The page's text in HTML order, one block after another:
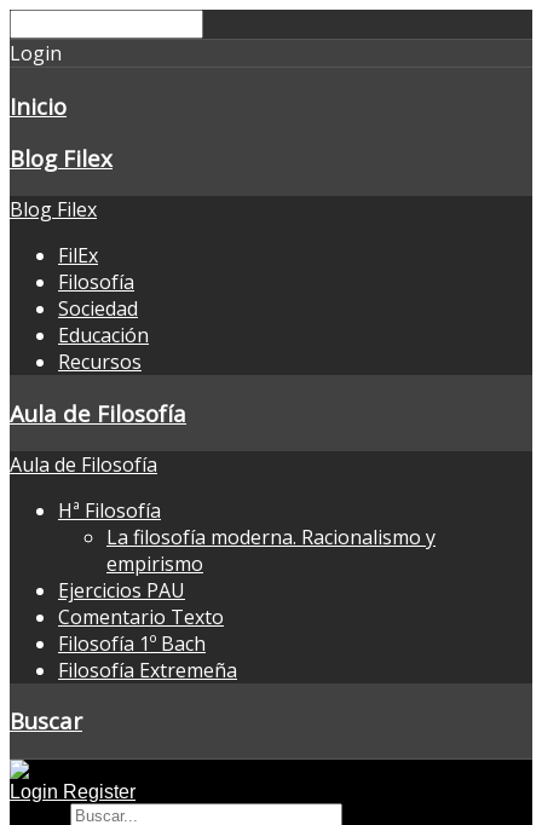
Login
Inicio
Blog Filex
Blog Filex
FilEx
Filosofía
Sociedad
Educación
Recursos
Aula de Filosofía
Aula de Filosofía
Hª Filosofía
La filosofía moderna. Racionalismo y
empirismo
Ejercicios PAU
Comentario Texto
Filosofía 1º Bach
Filosofía Extremeña
Buscar
Login Register